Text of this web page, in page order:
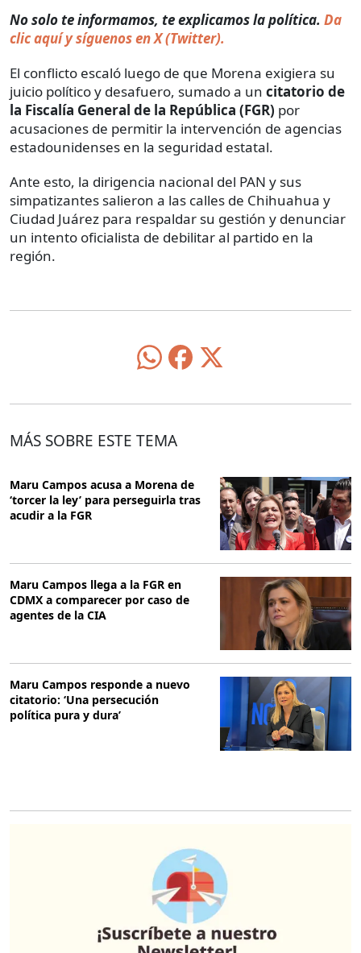
No solo te informamos, te explicamos la política. Da
clic aquí y síguenos en X (Twitter).
El conflicto escaló luego de que Morena exigiera su
juicio político y desafuero, sumado a un citatorio de
la Fiscalía General de la República (FGR) por
acusaciones de permitir la intervención de agencias
estadounidenses en la seguridad estatal.
Ante esto, la dirigencia nacional del PAN y sus
simpatizantes salieron a las calles de Chihuahua y
Ciudad Juárez para respaldar su gestión y denunciar
un intento oficialista de debilitar al partido en la
región.
MÁS SOBRE ESTE TEMA
Maru Campos acusa a Morena de
‘torcer la ley’ para perseguirla tras
acudir a la FGR
Maru Campos llega a la FGR en
CDMX a comparecer por caso de
agentes de la CIA
Maru Campos responde a nuevo
citatorio: ‘Una persecución
política pura y dura’